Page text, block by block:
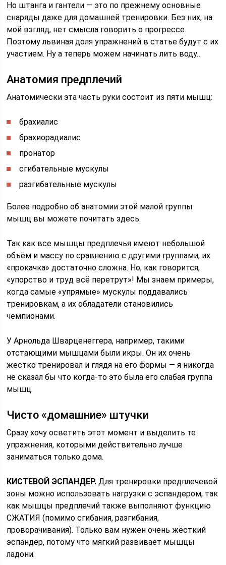
Но штанга и гантели — это по прежнему основные
снаряды даже для домашней тренировки. Без них, на
мой взгляд, нет смысла говорить о прогрессе.
Поэтому львиная доля упражнений в статье будут с их
участием. Ну а теперь можем начинать лить воду…
Анатомия предплечий
Анатомически эта часть руки состоит из пяти мышц:
брахиалис
брахиорадиалис
пронатор
сгибательные мускулы
разгибательные мускулы
Более подробно об анатомии этой малой группы
мышц вы можете почитать здесь.
Так как все мышцы предплечья имеют небольшой
объём и массу по сравнению с другими группами, их
«прокачка» достаточно сложна. Но, как говорится,
«упорство и труд всё перетрут»! Мы знаем примеры,
когда самые «упрямые» мускулы поддавались
тренировкам, а их обладатели становились
чемпионами.
У Арнольда Шварценеггера, например, такими
отстающими мышцами были икры. Он их очень
жестко тренировал и глядя на его формы — я никогда
не сказал бы что когда-то это была его слабая группа
мышц.
Чисто «домашние» штучки
Сразу хочу осветить этот момент и выделить те
упражнения, которыми действительно лучше
заниматься только дома.
КИСТЕВОЙ ЭСПАНДЕР. Для тренировки предплечевой
зоны можно использовать нагрузки с эспандером, так
как мышцы предплечий также выполняют функцию
СЖАТИЯ (помимо сгибания, разгибания,
проворачивания). Только вам нужен очень жёсткий
эспандер, потому что мягкий развивает мышцы
ладони.